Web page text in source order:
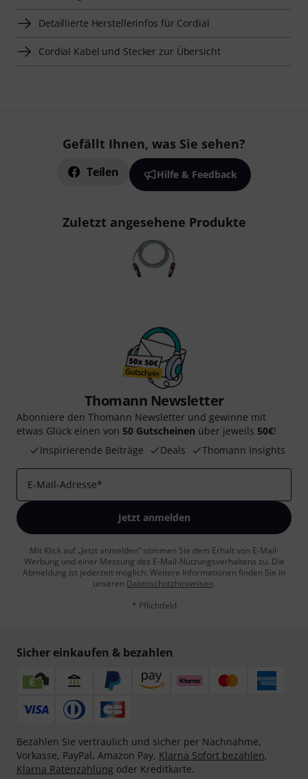
Detaillierte Herstellerinfos für Cordial
Cordial Kabel und Stecker zur Übersicht
Gefällt Ihnen, was Sie sehen?
Teilen Hilfe & Feedback
Zuletzt angesehene Produkte
Thomann Newsletter
Abonniere den Thomann Newsletter und gewinne mit
etwas Glück einen von 50 Gutscheinen über jeweils 50€!
Inspirierende Beiträge
Deals Thomann Insights
E-Mail-Adresse*
Jetzt anmelden
Mit Klick auf „Jetzt anmelden“ stimmen Sie dem Erhalt von E-Mail-
Werbung und einer Messung des E-Mail-Nutzungsverhaltens zu. Die
Abmeldung ist jederzeit möglich. Weitere Informationen finden Sie in
unseren Datenschutzhinweisen.
* Pflichtfeld
Sicher einkaufen & bezahlen
Bezahlen Sie vertraulich und sicher per Nachnahme,
Vorkasse, PayPal, Amazon Pay, Klarna Sofort bezahlen,
Klarna Ratenzahlung oder Kreditkarte.